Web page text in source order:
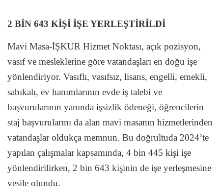
2 BİN 643 KİŞİ İŞE YERLEŞTİRİLDİ
Mavi Masa-İŞKUR Hizmet Noktası, açık pozisyon,
vasıf ve mesleklerine göre vatandaşları en doğu işe
yönlendiriyor. Vasıflı, vasıfsız, lisans, engelli, emekli,
sabıkalı, ev hanımlarının evde iş talebi ve
başvurularının yanında işsizlik ödeneği, öğrencilerin
staj başvurularını da alan mavi masanın hizmetlerinden
vatandaşlar oldukça memnun. Bu doğrultuda 2024’te
yapılan çalışmalar kapsamında, 4 bin 445 kişi işe
yönlendirilirken, 2 bin 643 kişinin de işe yerleşmesine
vesile olundu.